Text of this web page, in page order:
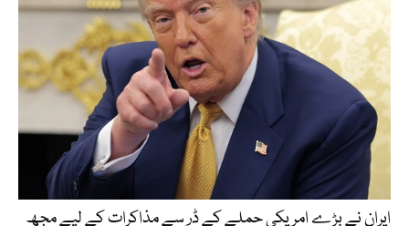
ایران نے بڑے امریکی حملے کے ڈر سے مذاکرات کے لیے مجھ